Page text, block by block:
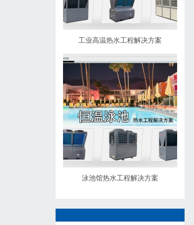
工业高温热水工程解决方案
泳池馆热水工程解决方案